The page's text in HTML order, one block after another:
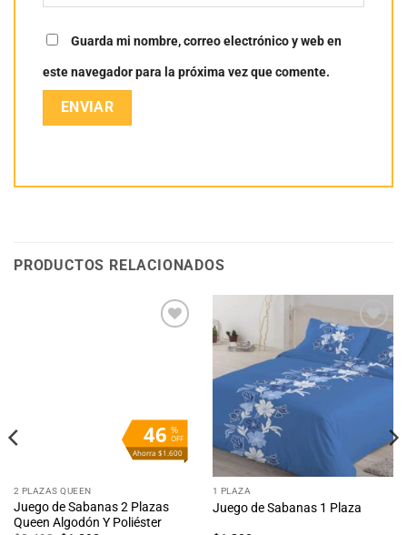
Guarda mi nombre, correo electrónico y web en
este navegador para la próxima vez que comente.
PRODUCTOS RELACIONADOS
%
OFF
46
Ahorra $1.600
2 PLAZAS QUEEN
Juego de Sabanas 2 Plazas
Queen Algodón Y Poliéster
Añadir
a la
lista
de
1 PLAZA
Juego de Sabanas 1 Plaza